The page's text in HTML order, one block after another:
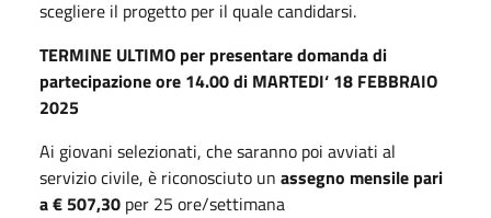
scegliere il progetto per il quale candidarsi.
TERMINE ULTIMO per presentare domanda di
partecipazione ore 14.00 di MARTEDI‘ 18 FEBBRAIO
2025
Ai giovani selezionati, che saranno poi avviati al
servizio civile, è riconosciuto un assegno mensile pari
a € 507,30 per 25 ore/settimana